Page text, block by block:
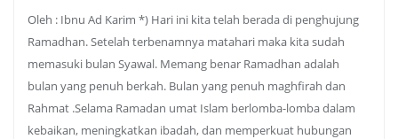
Oleh : Ibnu Ad Karim *) Hari ini kita telah berada di penghujung
Ramadhan. Setelah terbenamnya matahari maka kita sudah
memasuki bulan Syawal. Memang benar Ramadhan adalah
bulan yang penuh berkah. Bulan yang penuh maghfirah dan
Rahmat .Selama Ramadan umat Islam berlomba-lomba dalam
kebaikan, meningkatkan ibadah, dan memperkuat hubungan